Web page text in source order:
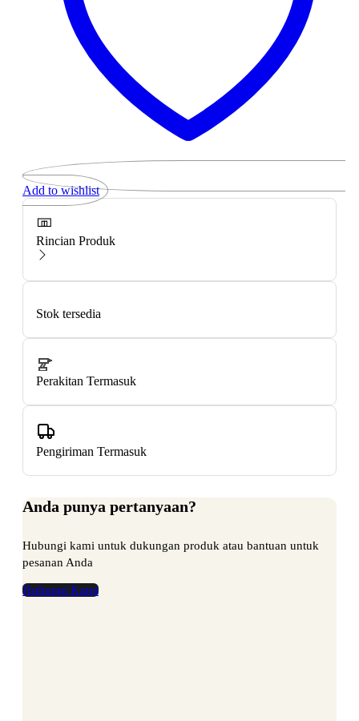
Add to wishlist
Rincian Produk
Stok tersedia
Perakitan Termasuk
Pengiriman Termasuk
Anda punya pertanyaan?
Hubungi kami untuk dukungan produk atau bantuan untuk
pesanan Anda
Hubungi Kami